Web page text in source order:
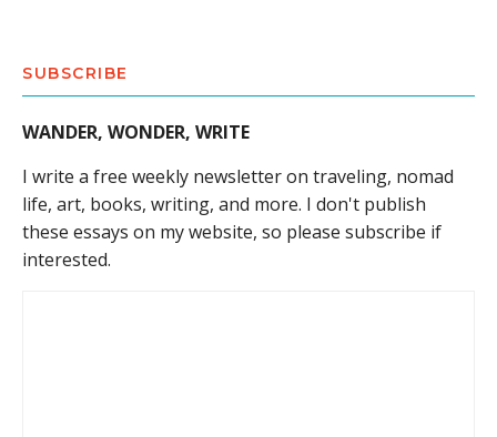
SUBSCRIBE
WANDER, WONDER, WRITE
I write a free weekly newsletter on traveling, nomad
life, art, books, writing, and more. I don't publish
these essays on my website, so please subscribe if
interested.